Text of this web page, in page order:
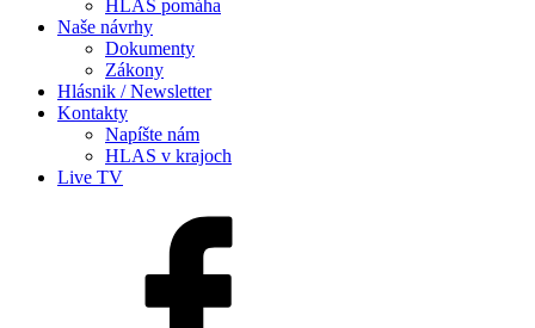
HLAS pomáha
Naše návrhy
Dokumenty
Zákony
Hlásnik / Newsletter
Kontakty
Napíšte nám
HLAS v krajoch
Live TV